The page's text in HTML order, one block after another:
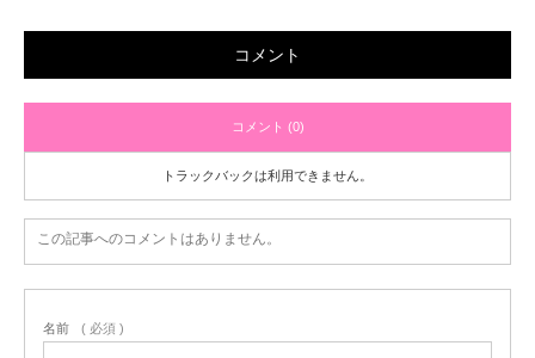
コメント
コメント (0)
トラックバックは利用できません。
この記事へのコメントはありません。
名前 ( 必須 )